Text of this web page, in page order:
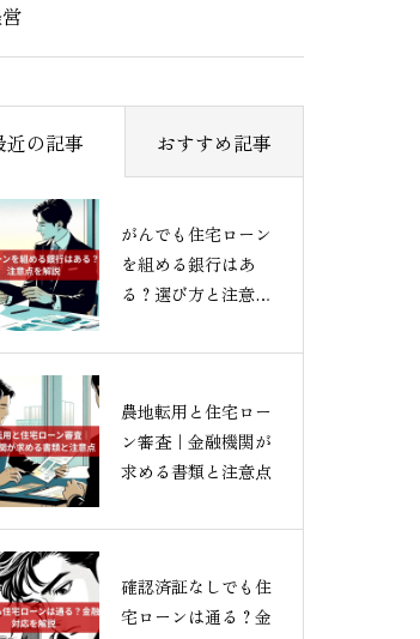
近の記事 おすすめ記事
がんでも住宅ローン
を組める銀行はあ
る？選び方と注意点
農地転用と住宅ロー
ン審査｜金融機関が
求める書類と注意点
確認済証なしでも住
宅ローンは通る？金